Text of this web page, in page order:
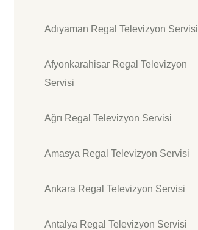
Adıyaman Regal Televizyon Servisi
Afyonkarahisar Regal Televizyon
Servisi
Ağrı Regal Televizyon Servisi
Amasya Regal Televizyon Servisi
Ankara Regal Televizyon Servisi
Antalya Regal Televizyon Servisi